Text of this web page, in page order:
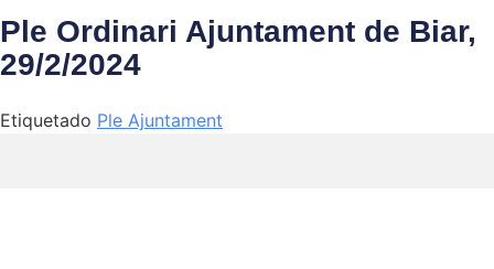
Ple Ordinari Ajuntament de Biar,
29/2/2024
Etiquetado Ple Ajuntament